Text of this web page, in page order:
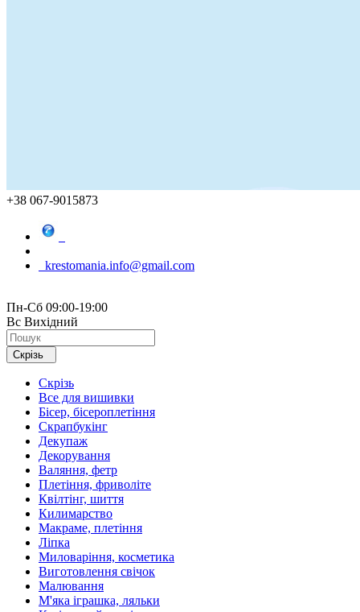
+38 067-9015873
krestomania.info@gmail.com
Пн-Сб 09:00-19:00
Вс Вихідний
Скрізь
Скрізь
Все для вишивки
Бісер, бісероплетіння
Скрапбукінг
Декупаж
Декорування
Валяння, фетр
Плетіння, фриволіте
Квілтінг, шиття
Килимарство
Макраме, плетіння
Ліпка
Миловаріння, косметика
Виготовлення свічок
Малювання
М'яка іграшка, ляльки